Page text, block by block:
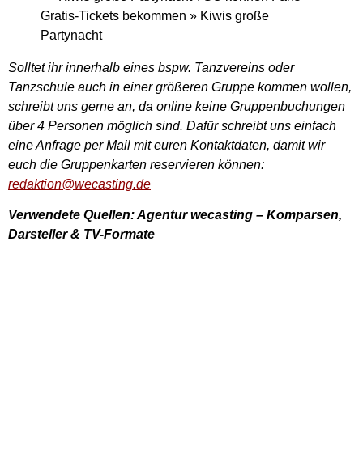
Solltet ihr innerhalb eines bspw. Tanzvereins oder
Tanzschule auch in einer größeren Gruppe kommen wollen,
schreibt uns gerne an, da online keine Gruppenbuchungen
über 4 Personen möglich sind. Dafür schreibt uns einfach
eine Anfrage per Mail mit euren Kontaktdaten, damit wir
euch die Gruppenkarten reservieren können:
redaktion@wecasting.de
Verwendete Quellen: Agentur wecasting – Komparsen,
Darsteller & TV-Formate